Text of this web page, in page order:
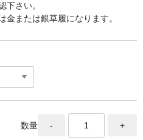
下さい。
金または銀草履になります。
数量